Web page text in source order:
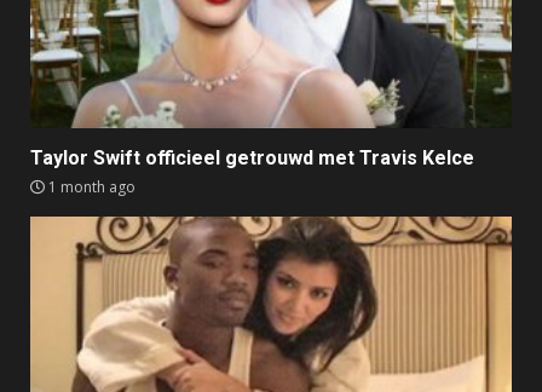
Taylor Swift officieel getrouwd met Travis Kelce
1 month ago